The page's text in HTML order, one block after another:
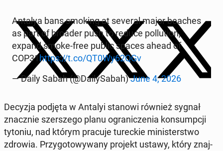
Antalya bans smoking at several major beaches
as part of broader push to reduce pol­lu­tion,
expand smoke-free public spaces ahead of
COP31 https://t.co/QT0Wy62QGv
— Daily Sabah (@Dai­lySabah)June 4, 2026
Decyzja podjęta w Antalyi stanowi również sygnał
znacznie sz­er­szego planu ograniczenia kon­sumpcji
tytoniu, nad którym pracuje tureck­ie min­is­terst­wo
zdrowia. Przy­go­towywany projekt ustawy, który zna­j­